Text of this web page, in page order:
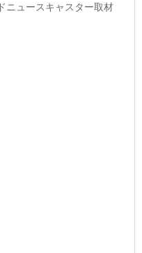
ニュースキャスター取材